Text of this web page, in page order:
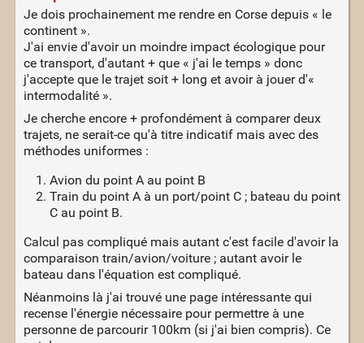
Je dois prochainement me rendre en Corse depuis « le
continent ».
J'ai envie d'avoir un moindre impact écologique pour
ce transport, d'autant + que « j'ai le temps » donc
j'accepte que le trajet soit + long et avoir à jouer d'«
intermodalité ».
Je cherche encore + profondément à comparer deux
trajets, ne serait-ce qu'à titre indicatif mais avec des
méthodes uniformes :
Avion du point A au point B
Train du point A à un port/point C ; bateau du point
C au point B.
Calcul pas compliqué mais autant c'est facile d'avoir la
comparaison train/avion/voiture ; autant avoir le
bateau dans l'équation est compliqué.
Néanmoins là j'ai trouvé une page intéressante qui
recense l'énergie nécessaire pour permettre à une
personne de parcourir 100km (si j'ai bien compris). Ce